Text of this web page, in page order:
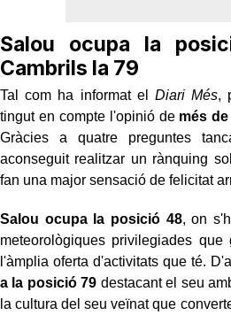
Salou ocupa la
Cambrils la 79
Tal com ha informat el Diari Més,
tingut en compte l'opinió demés de
Gràcies a quatre preguntes
aconseguit realitzar un rànquing
fan una major sensació de felicitat
Salou ocupa la posició 48, on
meteorològiques privilegiades
l'àmplia oferta d'activitats que té.
a la posició 79 destacant el seu
la cultura del seu veïnat que